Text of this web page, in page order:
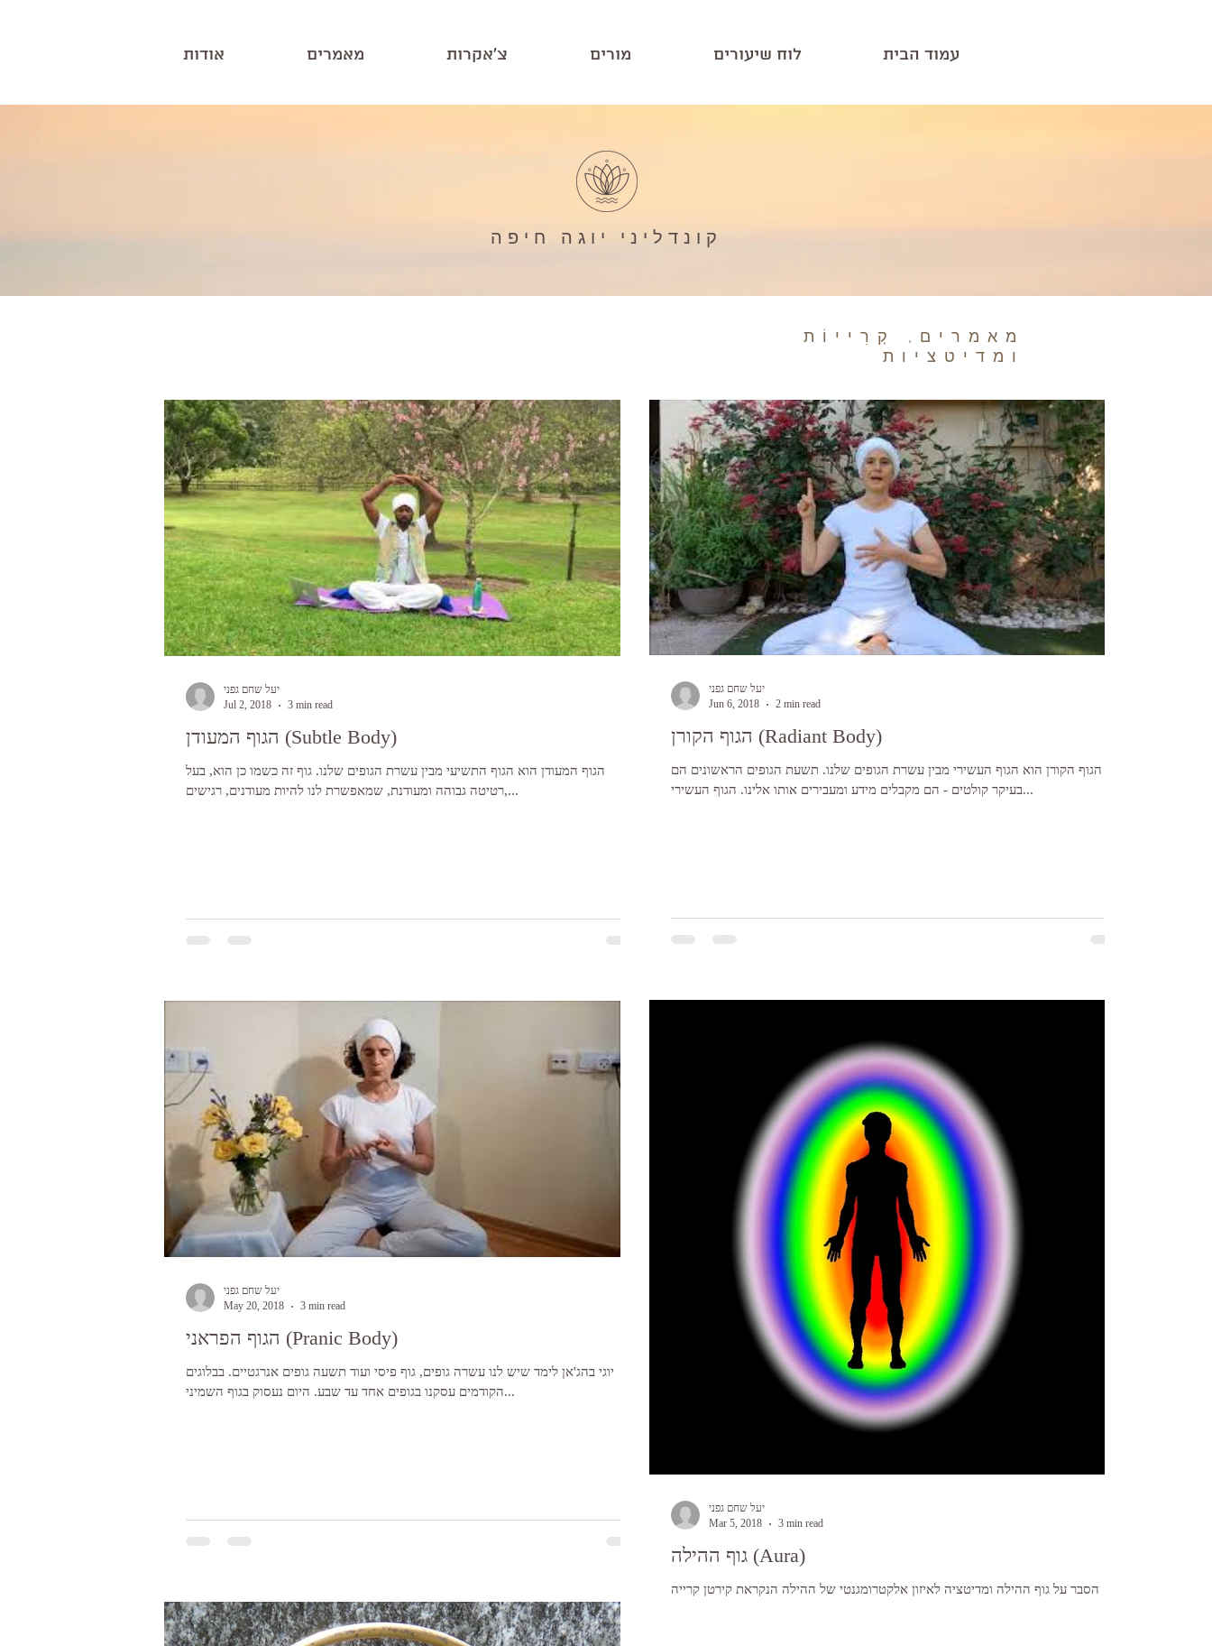
אודות מאמרים צ'אקרות מורים לוח שיעורים עמוד הבית
קונדליני יוגה חיפה
מאמרים, קְרִייוֹת
ומדיטציות
הגוף המעודן (Subtle Body)
הגוף המעודן הוא הגוף התשיעי מבין עשרת הגופים שלנו. גוף זה כשמו כן הוא, בעל
רטיטה גבוהה ומעודנת, שמאפשרת לנו להיות מעודנים, רגישים,...
יעל שחם גפני
Jul 2, 2018
3 min read
הגוף הקורן (Radiant Body)
הגוף הקורן הוא הגוף העשירי מבין עשרת הגופים שלנו. תשעת הגופים הראשונים הם
בעיקר קולטים - הם מקבלים מידע ומעבירים אותו אלינו. הגוף העשירי...
יעל שחם גפני
Jun 6, 2018
2 min read
הגוף הפראני (Pranic Body)
יוגי בהג'אן לימד שיש לנו עשרה גופים, גוף פיסי ועוד תשעה גופים אנרגטיים. בבלוגים
הקודמים עסקנו בגופים אחד עד שבע. היום נעסוק בגוף השמיני...
יעל שחם גפני
May 20, 2018
3 min read
גוף ההילה (Aura)
הסבר על גוף ההילה ומדיטציה לאיזון אלקטרומגנטי של ההילה הנקראת קירטן קרייה
יעל שחם גפני
Mar 5, 2018
3 min read